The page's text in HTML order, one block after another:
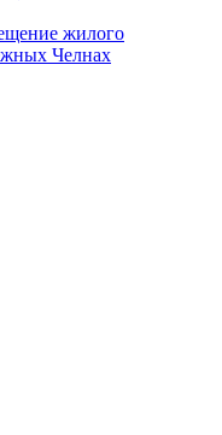
жилого
Челнах